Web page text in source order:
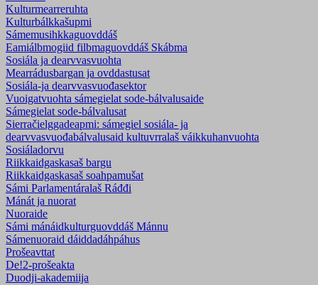
Kulturmearreruhta
Kulturbálkkašupmi
Sámemusihkkaguovddáš
Eamiálbmogiid filbmaguovddáš Skábma
Sosiála ja dearvvasvuohta
Mearrádusbargan ja ovddastusat
Sosiála-ja dearvvasvuođasektor
Vuoigatvuohta sámegielat sode-bálvalusaide
Sámegielat sode-bálvalusat
Sierračielggadeapmi: sámegiel sosiála- ja
dearvvasvuođabálvalusaid kultuvrralaš váikkuhanvuohta
Sosiáladorvu
Riikkaidgaskasaš bargu
Riikkaidgaskasaš soahpamušat
Sámi Parlamentáralaš Ráđđi
Mánát ja nuorat
Nuoraide
Sámi mánáidkulturguovddáš Mánnu
Sámenuoraid dáiddadáhpáhus
Prošeavttat
De!2-prošeakta
Duodji-akademiija